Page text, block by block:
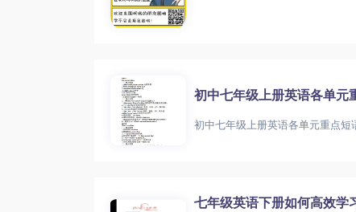
初中七年级上册英语各单
七年级英语下册如何高效学